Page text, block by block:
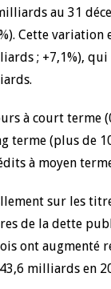
au 31
Cette
; +7,1%),
à court terme
terme (plus de
à moyen
sur les
de la dette
ont augmenté
milliards en